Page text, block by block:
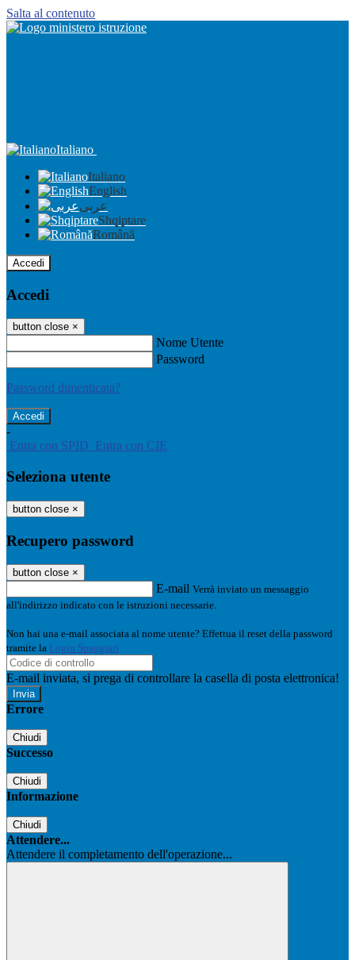
Salta al contenuto
Italiano
Italiano
English
عربى
Shqiptare
Română
Accedi
Accedi
button close ×
Nome Utente
Password
Password dimenticata?
-
Entra con SPID Entra con CIE
Seleziona utente
button close ×
Recupero password
button close ×
E-mail Verrà inviato un messaggio
all'indirizzo indicato con le istruzioni necessarie.
Non hai una e-mail associata al nome utente? Effettua il reset della password
tramite la Login Spaggiari
E-mail inviata, si prega di controllare la casella di posta elettronica!
Errore
Chiudi
Successo
Chiudi
Informazione
Chiudi
Attendere...
Attendere il completamento dell'operazione...